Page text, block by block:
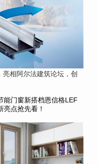
相阿尔法建筑论坛，创
能门窗新搭档恩信格LEF
点抢先看！